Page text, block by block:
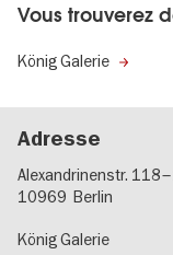
Vous trouverez
König Galerie
Adresse
Alexandrinenstr.
10969 Berlin
König Galerie